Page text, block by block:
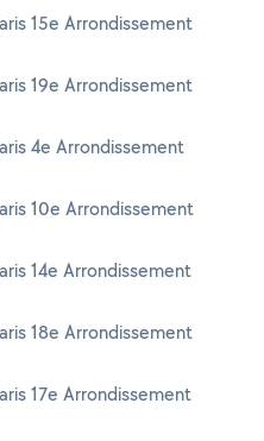
15e Arrondissement
19e Arrondissement
4e Arrondissement
10e Arrondissement
14e Arrondissement
18e Arrondissement
17e Arrondissement